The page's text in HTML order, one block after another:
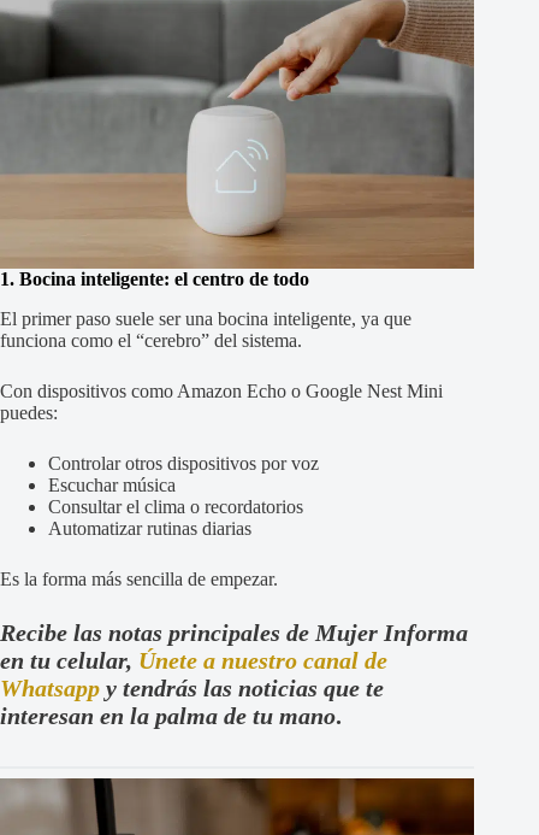
1. Bocina inteligente: el centro de todo
El primer paso suele ser una bocina inteligente, ya que
funciona como el “cerebro” del sistema.
Con dispositivos como Amazon Echo o Google Nest Mini
puedes:
Controlar otros dispositivos por voz
Escuchar música
Consultar el clima o recordatorios
Automatizar rutinas diarias
Es la forma más sencilla de empezar.
Recibe las notas principales de Mujer Informa
en tu celular, Únete a nuestro canal de
Whatsapp y tendrás las noticias que te
interesan en la palma de tu mano.